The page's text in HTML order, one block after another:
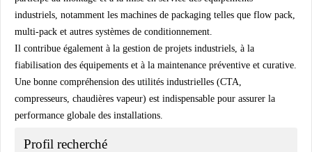
industriels, notamment les machines de packaging telles que flow pack,
multi-pack et autres systèmes de conditionnement.
Il contribue également à la gestion de projets industriels, à la
fiabilisation des équipements et à la maintenance préventive et curative.
Une bonne compréhension des utilités industrielles (CTA,
compresseurs, chaudières vapeur) est indispensable pour assurer la
performance globale des installations.
Profil recherché